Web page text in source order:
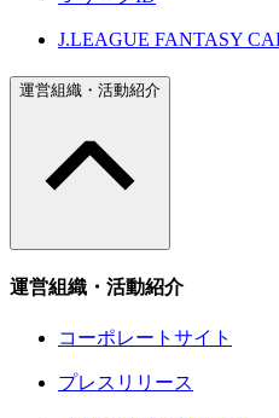
J.LEAGUE FANTASY
運営組織・活動紹介
運営組織・活動紹介
コーポレートサイト
プレスリリース